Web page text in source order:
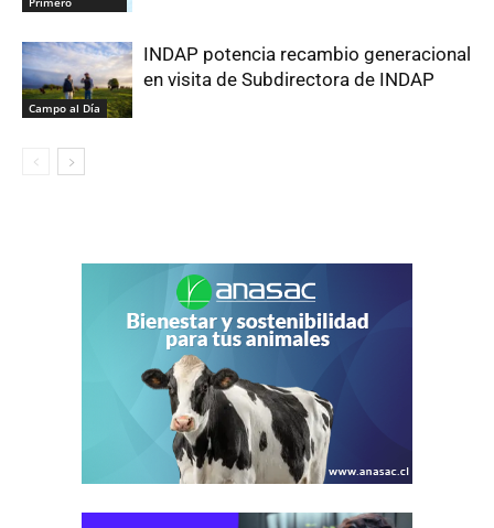
Campo al Día
INDAP potencia recambio generacional
en visita de Subdirectora de INDAP